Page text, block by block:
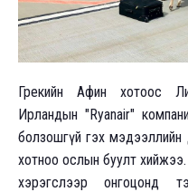
Грекийн Афин хотоос
Ирландын "Ryanair"
болзошгүй гэх мэдээллийн
хотноо ослын буулт
хэрэгслээр онгоцонд